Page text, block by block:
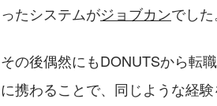
ったシステムがジョブカンでした
その後偶然にもDONUTSから転
に携わることで、同じような経